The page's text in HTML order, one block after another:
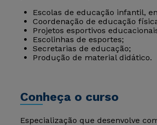
Escolas de educação infantil,
Coordenação de educação
Projetos esportivos
Escolinhas de esportes;
Secretarias de educação;
Produção de material didático.
Conheça o curso
Especialização que desenvolve